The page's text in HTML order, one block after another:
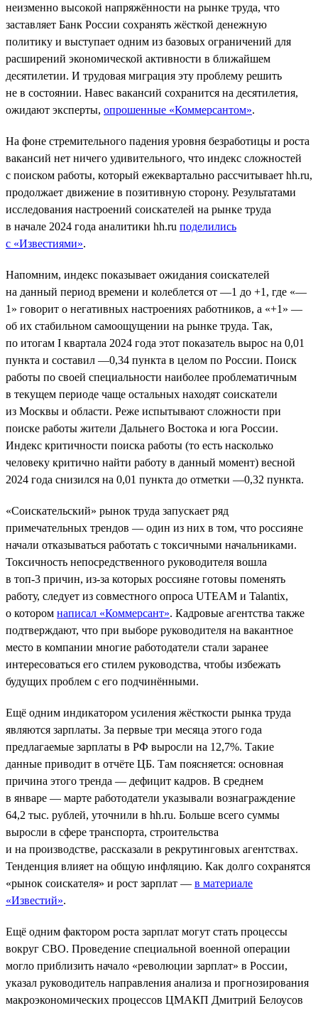
неизменно высокой напряжённости на рынке труда, что
заставляет Банк России сохранять жёсткой денежную
политику и выступает одним из базовых ограничений для
расширений экономической активности в ближайшем
десятилетии. И трудовая миграция эту проблему решить
не в состоянии. Навес вакансий сохранится на десятилетия,
ожидают эксперты, опрошенные «Коммерсантом».
На фоне стремительного падения уровня безработицы и роста
вакансий нет ничего удивительного, что индекс сложностей
с поиском работы, который ежеквартально рассчитывает hh.ru,
продолжает движение в позитивную сторону. Результатами
исследования настроений соискателей на рынке труда
в начале 2024 года аналитики hh.ru поделились
с «Известиями».
Напомним, индекс показывает ожидания соискателей
на данный период времени и колеблется от —1 до +1, где «—
1» говорит о негативных настроениях работников, а «+1» —
об их стабильном самоощущении на рынке труда. Так,
по итогам I квартала 2024 года этот показатель вырос на 0,01
пункта и составил —0,34 пункта в целом по России. Поиск
работы по своей специальности наиболее проблематичным
в текущем периоде чаще остальных находят соискатели
из Москвы и области. Реже испытывают сложности при
поиске работы жители Дальнего Востока и юга России.
Индекс критичности поиска работы (то есть насколько
человеку критично найти работу в данный момент) весной
2024 года снизился на 0,01 пункта до отметки —0,32 пункта.
«Соискательский» рынок труда запускает ряд
примечательных трендов — один из них в том, что россияне
начали отказываться работать с токсичными начальниками.
Токсичность непосредственного руководителя вошла
в топ-3 причин, из-за которых россияне готовы поменять
работу, следует из совместного опроса UTEAM и Talantix,
о котором написал «Коммерсант». Кадровые агентства также
подтверждают, что при выборе руководителя на вакантное
место в компании многие работодатели стали заранее
интересоваться его стилем руководства, чтобы избежать
будущих проблем с его подчинёнными.
Ещё одним индикатором усиления жёсткости рынка труда
являются зарплаты. За первые три месяца этого года
предлагаемые зарплаты в РФ выросли на 12,7%. Такие
данные приводит в отчёте ЦБ. Там поясняется: основная
причина этого тренда — дефицит кадров. В среднем
в январе — марте работодатели указывали вознаграждение
64,2 тыс. рублей, уточнили в hh.ru. Больше всего суммы
выросли в сфере транспорта, строительства
и на производстве, рассказали в рекрутинговых агентствах.
Тенденция влияет на общую инфляцию. Как долго сохранятся
«рынок соискателя» и рост зарплат — в материале
«Известий».
Ещё одним фактором роста зарплат могут стать процессы
вокруг СВО. Проведение специальной военной операции
могло приблизить начало «революции зарплат» в России,
указал руководитель направления анализа и прогнозирования
макроэкономических процессов ЦМАКП Дмитрий Белоусов